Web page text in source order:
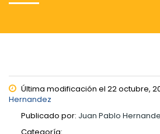
Última modificación el 22 octubre,
Hernandez
Publicado por: Juan Pablo